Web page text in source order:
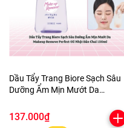
Dầu Tẩy Trang Biore Sạch Sâu
Dưỡng Ẩm Mịn Mướt Da
Nhật Bản Chai 150ml
137.000₫